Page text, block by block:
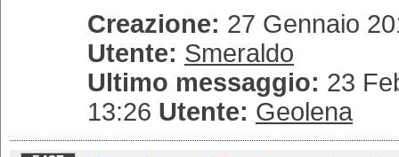
Creazione: 27 Gennaio
Utente: Smeraldo
Ultimo messaggio: 23
13:26 Utente: Geolena